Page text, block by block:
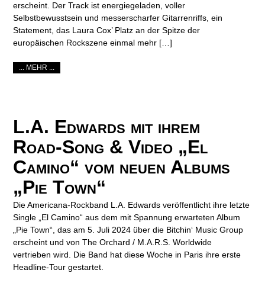
erscheint. Der Track ist energiegeladen, voller
Selbstbewusstsein und messerscharfer Gitarrenriffs, ein
Statement, das Laura Cox’ Platz an der Spitze der
europäischen Rockszene einmal mehr […]
... MEHR ...
L.A. Edwards mit ihrem
Road-Song & Video „El
Camino“ vom neuen Albums
„Pie Town“
Die Americana-Rockband L.A. Edwards veröffentlicht ihre letzte
Single „El Camino“ aus dem mit Spannung erwarteten Album
„Pie Town“, das am 5. Juli 2024 über die Bitchin‘ Music Group
erscheint und von The Orchard / M.A.R.S. Worldwide
vertrieben wird. Die Band hat diese Woche in Paris ihre erste
Headline-Tour gestartet.